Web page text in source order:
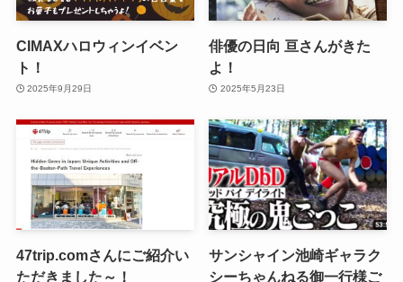
CIMAXハロウィンイベン
ト！
2025年9月29日
俳優の日向 亘さんがきた
よ！
2025年5月23日
47trip.comさんにご紹介い
ただきました～！
サンシャイン池崎ギャラク
シーちゃんねる御一行様ご